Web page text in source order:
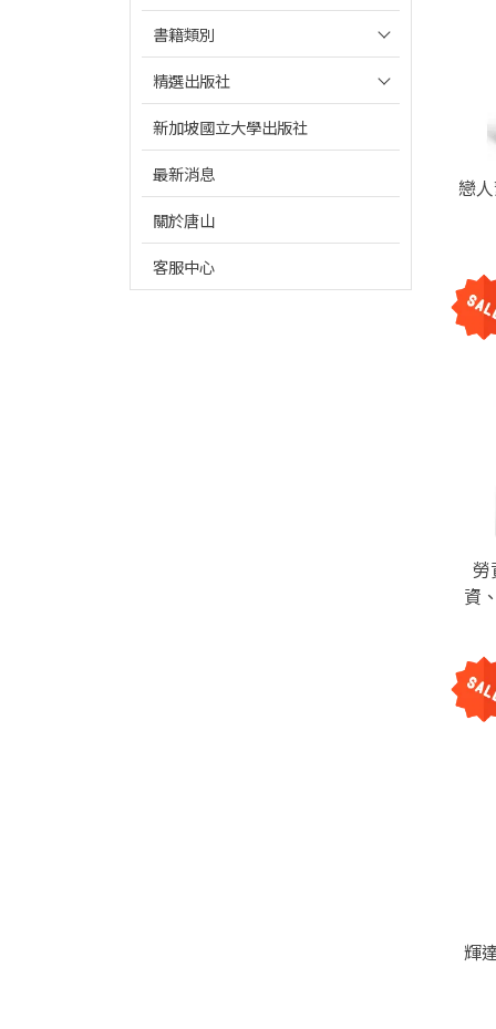
書籍類別
精選出版社
新加坡國立大學出版社
最新消息
關於唐山
客服中心
戀
勞
資
輝